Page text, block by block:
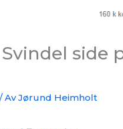
side
/ Av Jørund Heimholt